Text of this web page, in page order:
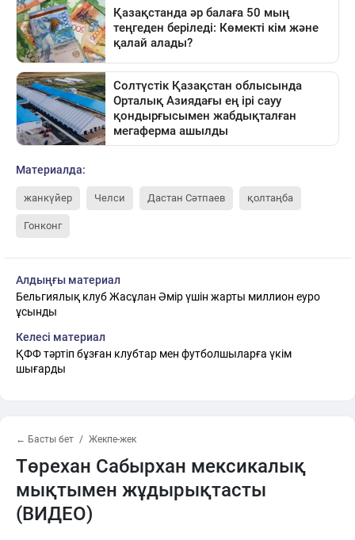
Материалда:
жанкүйер Челси Дастан Сәтпаев қолтаңба
Гонконг
Алдыңғы материал
Бельгиялық клуб Жасұлан Әмір үшін жарты миллион еуро
ұсынды
Келесі материал
ҚФФ тәртіп бұзған клубтар мен футболшыларға үкім
шығарды
← Басты бет Жекпе-жек
Төрехан Сабырхан мексикалық
мықтымен жұдырықтасты
(ВИДЕО)